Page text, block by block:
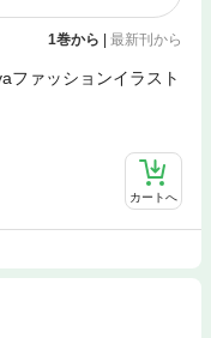
1巻から | 最新刊から
ァッションイラスト
カートへ